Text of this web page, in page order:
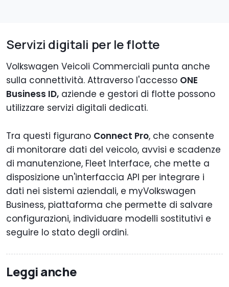
Servizi digitali per le flotte
Volkswagen Veicoli Commerciali punta anche
sulla connettività. Attraverso l'accesso ONE
Business ID, aziende e gestori di flotte possono
utilizzare servizi digitali dedicati.
Tra questi figurano Connect Pro, che consente
di monitorare dati del veicolo, avvisi e scadenze
di manutenzione, Fleet Interface, che mette a
disposizione un'interfaccia API per integrare i
dati nei sistemi aziendali, e myVolkswagen
Business, piattaforma che permette di salvare
configurazioni, individuare modelli sostitutivi e
seguire lo stato degli ordini.
Leggi anche